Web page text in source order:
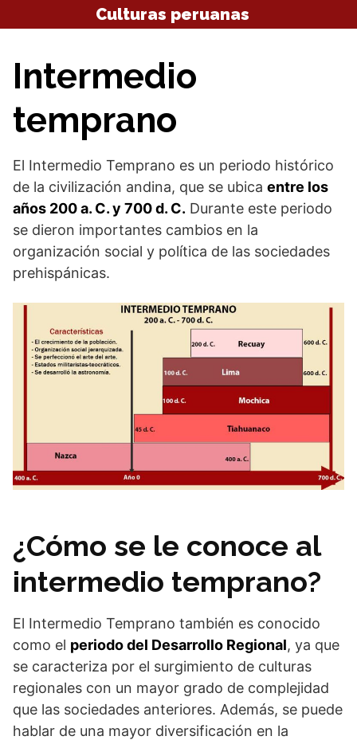
al
Culturas peruanas
Intermedio
temprano
El Intermedio Temprano es un periodo histórico
de la civilización andina, que se ubica entre los
años 200 a. C. y 700 d. C. Durante este periodo
se dieron importantes cambios en la
organización social y política de las sociedades
prehispánicas.
¿Cómo se le conoce al
intermedio temprano?
El Intermedio Temprano también es conocido
como el periodo del Desarrollo Regional, ya que
se caracteriza por el surgimiento de culturas
regionales con un mayor grado de complejidad
que las sociedades anteriores. Además, se puede
hablar de una mayor diversificación en la